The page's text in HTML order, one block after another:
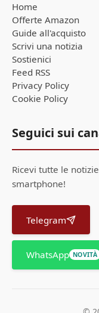
Home
Offerte Amazon
Guide all'acquisto
Scrivi una notizia
Sostienici
Feed RSS
Privacy Policy
Cookie Policy
Seguici sui
Ricevi tutte le
smartphone!
Telegram
WhatsApp NOVITÀ